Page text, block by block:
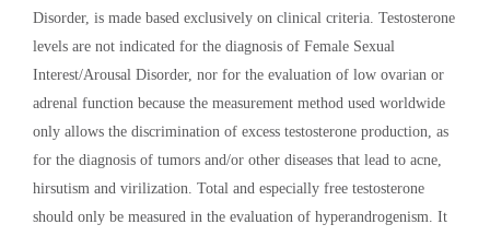
Disorder, is made based exclusively on clinical criteria. Testosterone
levels are not indicated for the diagnosis of Female Sexual
Interest/Arousal Disorder, nor for the evaluation of low ovarian or
adrenal function because the measurement method used worldwide
only allows the discrimination of excess testosterone production, as
for the diagnosis of tumors and/or other diseases that lead to acne,
hirsutism and virilization. Total and especially free testosterone
should only be measured in the evaluation of hyperandrogenism. It